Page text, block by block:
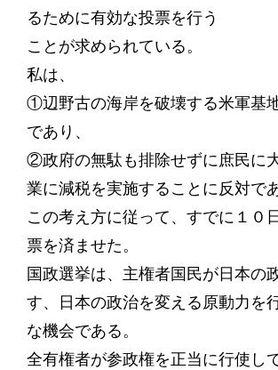
るために有効な投票を行う
ことが求められている。
私は、
①辺野古の海岸を破壊する米軍基
であり、
②政府の無駄も排除せずに庶民に
業に減税を実施することに反対であ
この考え方に従って、すでに１０
票を済ませた。
国政選挙は、主権者国民が日本の
す、日本の政治を変える原動力を
な機会である。
全有権者が参政権を正当に行使し